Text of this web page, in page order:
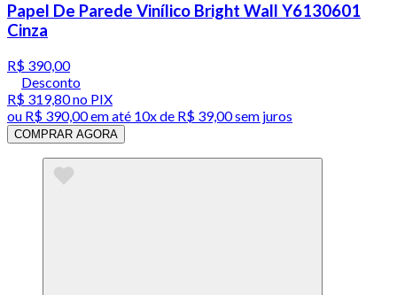
Papel De Parede Vinílico Bright Wall Y6130601
Cinza
R$ 390,00
Desconto
R$ 319,80no PIX
ou R$ 390,00em até 10x de R$ 39,00 sem juros
COMPRAR AGORA